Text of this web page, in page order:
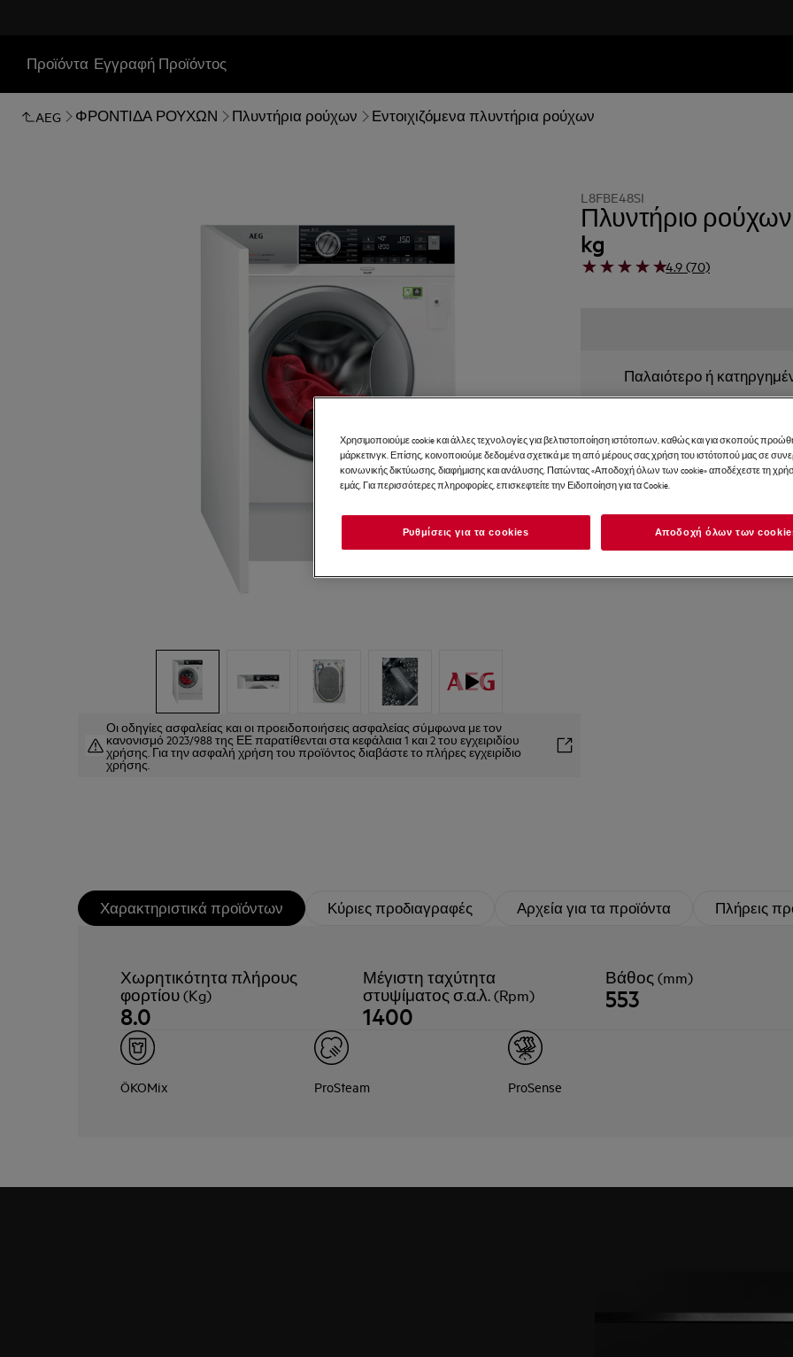
Προϊόντα Εγγραφή Προϊόντος
AEG ΦΡΟΝΤΙΔΑ ΡΟΥΧΩΝ Πλυντήρια ρούχων Εντοιχιζόμενα πλυντήρια ρούχων
Οι οδηγίες ασφαλείας και οι προειδοποιήσεις ασφαλείας σύμφωνα με τον
κανονισμό 2023/988 της ΕΕ παρατίθενται στα κεφάλαια 1 και 2 του εγχειριδίου
χρήσης. Για την ασφαλή χρήση του προϊόντος διαβάστε το πλήρες εγχειρίδιο
χρήσης.
L8FBE48SI
Πλυντήριο
kg
4.9 (70)
Παλαιότερο ή
Χαρακτηριστικά προϊόντων Κύριες προδιαγραφές Αρχεία για τα προϊόντα Πλήρεις
Χωρητικότητα πλήρους
φορτίου (Kg)
8.0
Μέγιστη ταχύτητα
στυψίματος σ.α.λ. (Rpm)
1400
Βάθος (mm)
553
ÖKOMix ProSteam ProSense
Χρησιμοποιούμε cookie και άλλες τεχνολογίες για βελτιστοποίηση ιστότοπων, καθώς και για σκοπούς
μάρκετινγκ. Επίσης, κοινοποιούμε δεδομένα σχετικά με τη από μέρους σας χρήση του ιστότοπού μας σε
κοινωνικής δικτύωσης, διαφήμισης και ανάλυσης. Πατώντας «Αποδοχή όλων των cookie» αποδέχεστε τη
εμάς. Για περισσότερες πληροφορίες, επισκεφτείτε την Ειδοποίηση για τα Cookie.
Ρυθμίσεις για τα cookies Αποδοχή όλων των